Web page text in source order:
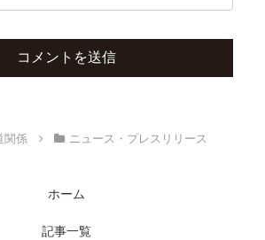
関係 ニュース・プレスリリース
ホーム
記事一覧